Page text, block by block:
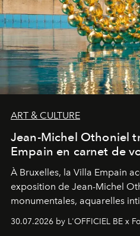
ART & CULTURE
Jean-Michel Othoniel
Empain en carnet de
À Bruxelles, la Villa Empain
exposition de Jean-Michel
monumentales, aquarelles
soufflé, l’artiste français
émotionnel où chaque œuvre
30.07.2026 by L'OFFICIEL BE x